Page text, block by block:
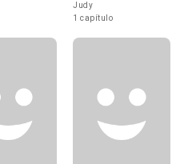
Judy
1 capítulo